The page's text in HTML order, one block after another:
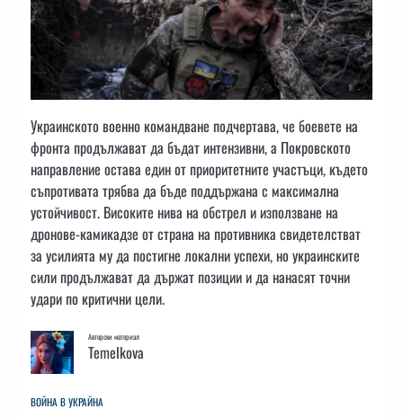
Украинското военно командване подчертава, че боевете на
фронта продължават да бъдат интензивни, а Покровското
направление остава един от приоритетните участъци, където
съпротивата трябва да бъде поддържана с максимална
устойчивост. Високите нива на обстрел и използване на
дронове-камикадзе от страна на противника свидетелстват
за усилията му да постигне локални успехи, но украинските
сили продължават да държат позиции и да нанасят точни
удари по критични цели.
Авторски материал
Temelkova
ВОЙНА В УКРАЙНА